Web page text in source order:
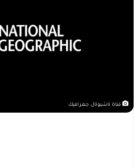
قناة ناشيونال جغرافيك